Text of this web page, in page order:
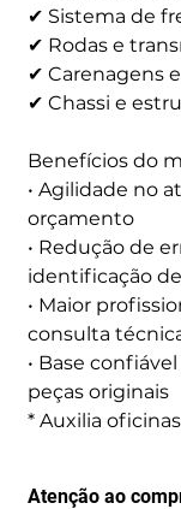
✔ Sistema de
✔ Rodas e
✔ Carenagens
✔ Chassi e
Benefícios do
• Agilidade no
orçamento
• Redução de
identificação
• Maior
consulta
• Base
peças originais
* Auxilia
Atenção ao